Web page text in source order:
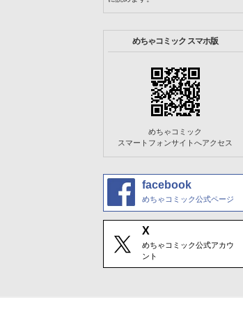
めちゃコミック スマホ版
めちゃコミック
スマートフォンサイトへアクセス
facebook
めちゃコミック公式ページ
X
めちゃコミック公式アカウ
ント